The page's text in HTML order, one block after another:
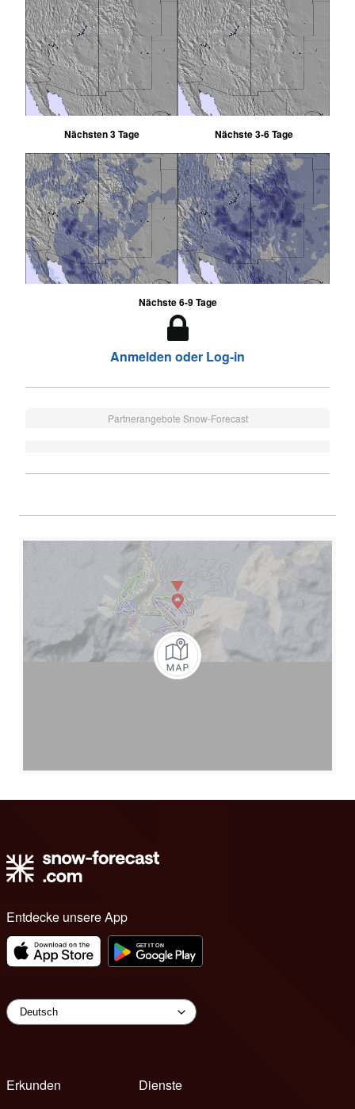
Nächsten 3 Tage Nächste 3-6 Tage
Nächste 6-9 Tage
Anmelden oder Log-in
Partnerangebote Snow-Forecast
Entdecke unsere App
Erkunden
Dienste